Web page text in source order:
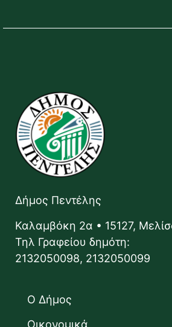
Δήμος Πεντέλης
Καλαμβόκη 2α • 15127,
Τηλ Γραφείου δημότη:
2132050098, 2132050099
Ο Δήμος
Οικονομικά